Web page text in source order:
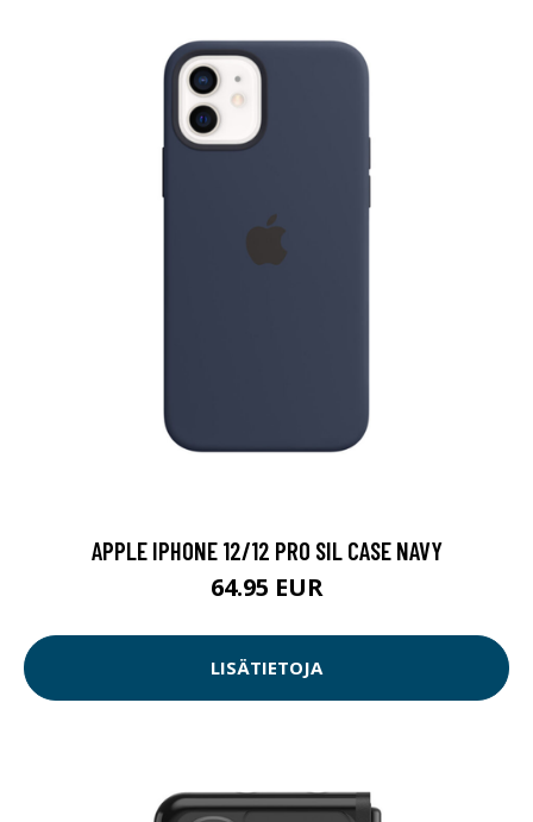
APPLE IPHONE 12/12 PRO SIL CASE NAVY
64.95 EUR
LISÄTIETOJA